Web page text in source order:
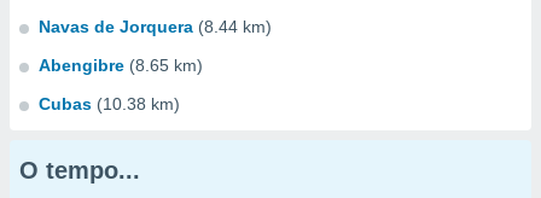
Navas de Jorquera (8.44 km)
Abengibre (8.65 km)
Cubas (10.38 km)
O tempo...